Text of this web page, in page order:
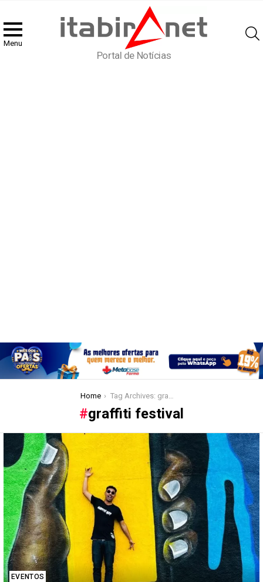
Menu
Portal de Notícias
Home Tag Archives: graffiti festival
graffiti festival
Latest
stories
EVENTOS